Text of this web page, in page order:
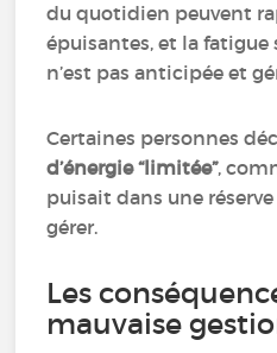
du quotidien peuvent
épuisantes, et la fatigue
n’est pas anticipée et
Certaines personnes
d’énergie “limitée”,
puisait dans une
gérer.
Les
mauvaise